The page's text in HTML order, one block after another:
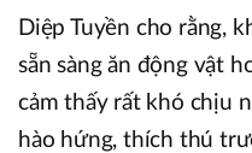
Diệp Tuyền cho rằng,
sẵn sàng ăn động vật
cảm thấy rất khó chịu
hào hứng, thích thú